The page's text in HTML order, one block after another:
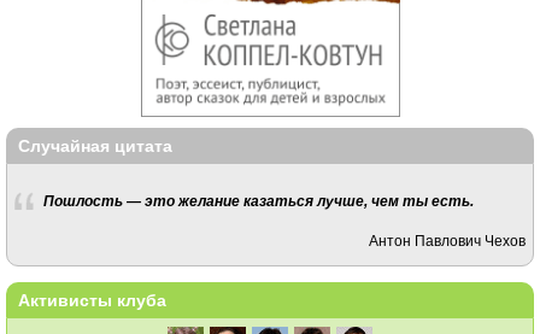
Случайная цитата
Пошлость — это желание казаться лучше, чем ты есть.
Антон Павлович Чехов
Активисты клуба